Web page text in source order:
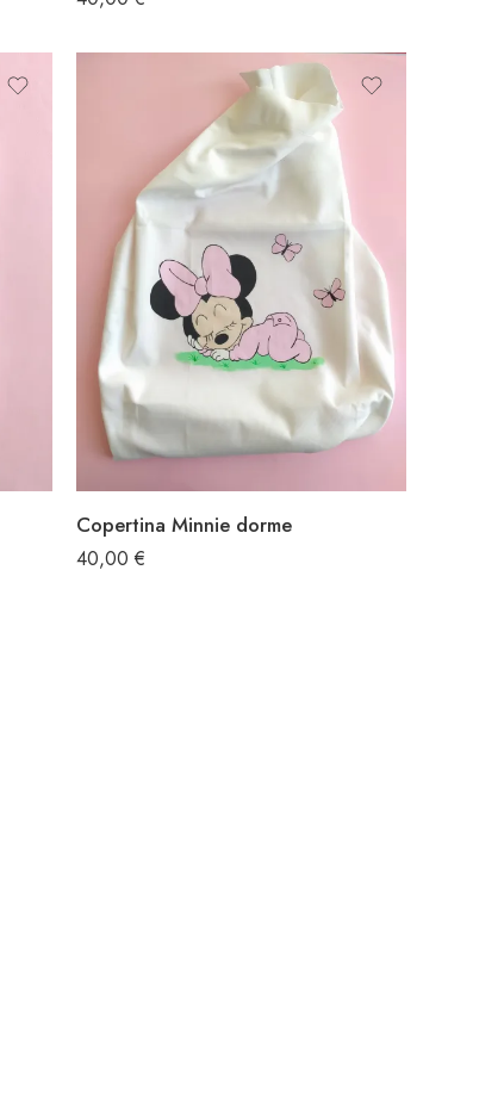
Copertina Minnie dorme
40,00€